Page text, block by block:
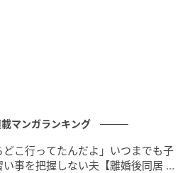
載マンガランキング
どこ行ってたんだよ」いつまでも子
い事を把握しない夫【離婚後同居 Vo